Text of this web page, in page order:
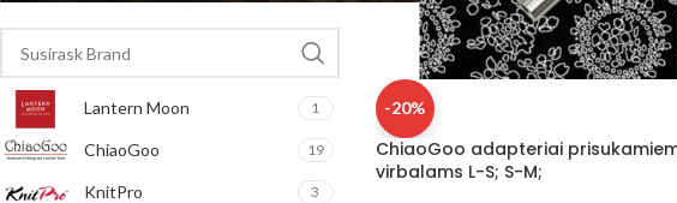
Lantern Moon 1
ChiaoGoo 19
KnitPro 3
-20%
ChiaoGoo adapteriai
virbalams L-S; S-M;